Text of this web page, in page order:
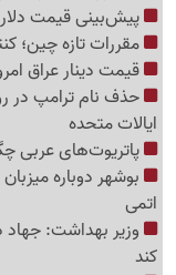
پیش‌بینی قیمت دلار دوشنبه 19 مرداد؛
مقررات تازه چین؛
قیمت دینار عراق امروز
ایالات متحده
پاتریوت‌های عربی
بوشهر دوباره
اتمی
وزیر بهداشت:
کند